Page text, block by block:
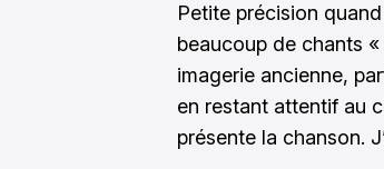
Petite précision
beaucoup de chants
imagerie ancienne,
en restant attentif au
présente la chanson.